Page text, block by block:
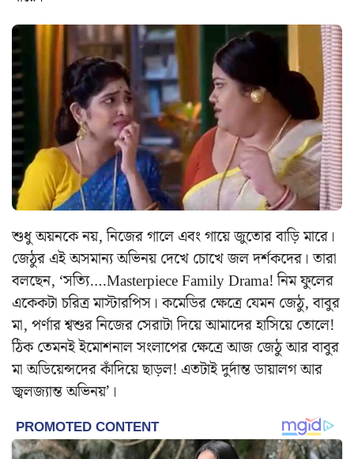
শুধু অয়নকে নয়, নিজের গালে এবং গায়ে জুতোর বাড়ি মারে।
জেঠুর এই অসমান্য অভিনয় দেখে চোখে জল দর্শকদের। তারা
বলছেন, ‘সত্যি….Masterpiece Family Drama! নিম ফুলের
একেকটা চরিত্র মাস্টারপিস। কমেডির ক্ষেত্রে যেমন জেঠু, বাবুর
মা, পর্ণার শ্বশুর নিজের সেরাটা দিয়ে আমাদের হাসিয়ে তোলে!
ঠিক তেমনই ইমোশনাল সংলাপের ক্ষেত্রে আজ জেঠু আর বাবুর
মা অডিয়েন্সদের কাঁদিয়ে ছাড়ল! এতটাই দুর্দান্ত ডায়ালগ আর
জ্বলজ্যান্ত অভিনয়’।